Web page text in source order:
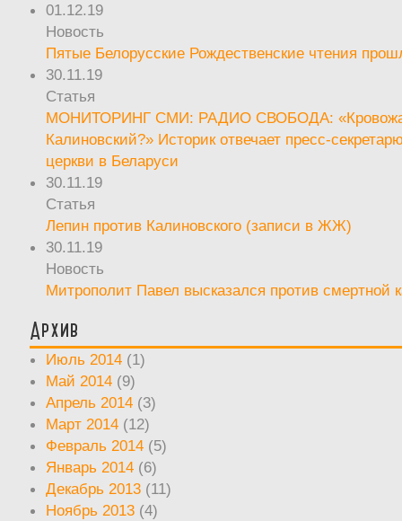
01.12.19
Новость
Пятые Белорусские Рождественские чтения
30.11.19
Статья
МОНИТОРИНГ СМИ: РАДИО СВОБОДА:
Калиновский?» Историк отвечает пресс-
церкви в Беларуси
30.11.19
Статья
Лепин против Калиновского (записи в ЖЖ)
30.11.19
Новость
Митрополит Павел высказался против смертной
Архив
Июль 2014 (1)
Май 2014 (9)
Апрель 2014 (3)
Март 2014 (12)
Февраль 2014 (5)
Январь 2014 (6)
Декабрь 2013 (11)
Ноябрь 2013 (4)